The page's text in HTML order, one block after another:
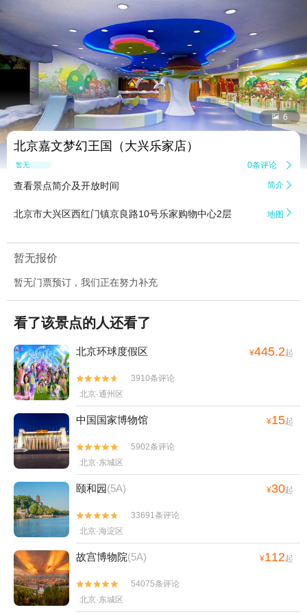
 6
北京嘉文梦幻王国（大兴乐家店）
暂无点评 0条评论 
查看景点简介及开放时间 简介 
北京市大兴区西红门镇京良路10号乐家购物中心2层 地图 
暂无报价
暂无门票预订，我们正在努力补充
看了该景点的人还看了
北京环球度假区 ¥445.2起


3910条评论
北京·通州区
中国国家博物馆 ¥15起


5902条评论
北京·东城区
颐和园(5A) ¥30起


33691条评论
北京·海淀区
故宫博物院(5A) ¥112起


54075条评论
北京·东城区